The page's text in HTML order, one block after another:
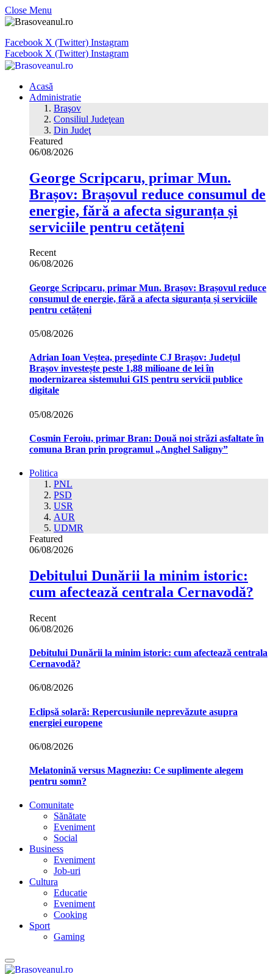
Close Menu
Facebook X (Twitter) Instagram
Facebook X (Twitter) Instagram
Acasă
Administratie
Braşov
Consiliul Judeţean
Din Judeţ
Featured
06/08/2026
George Scripcaru, primar Mun.
Brașov: Brașovul reduce consumul de
energie, fără a afecta siguranța și
serviciile pentru cetățeni
Recent
06/08/2026
George Scripcaru, primar Mun. Brașov: Brașovul reduce
consumul de energie, fără a afecta siguranța și serviciile
pentru cetățeni
05/08/2026
Adrian Ioan Veștea, președinte CJ Brașov: Județul
Brașov investește peste 1,88 milioane de lei în
modernizarea sistemului GIS pentru servicii publice
digitale
05/08/2026
Cosmin Feroiu, primar Bran: Două noi străzi asfaltate în
comuna Bran prin programul „Anghel Saligny”
Politica
PNL
PSD
USR
AUR
UDMR
Featured
06/08/2026
Debitului Dunării la minim istoric:
cum afectează centrala Cernavodă?
Recent
06/08/2026
Debitului Dunării la minim istoric: cum afectează centrala
Cernavodă?
06/08/2026
Eclipsă solară: Repercusiunile neprevăzute asupra
energiei europene
06/08/2026
Melatonină versus Magneziu: Ce suplimente alegem
pentru somn?
Comunitate
Sănătate
Eveniment
Social
Business
Eveniment
Job-uri
Cultura
Educatie
Eveniment
Cooking
Sport
Gaming